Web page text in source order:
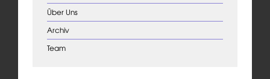
Über Uns
Archiv
Team